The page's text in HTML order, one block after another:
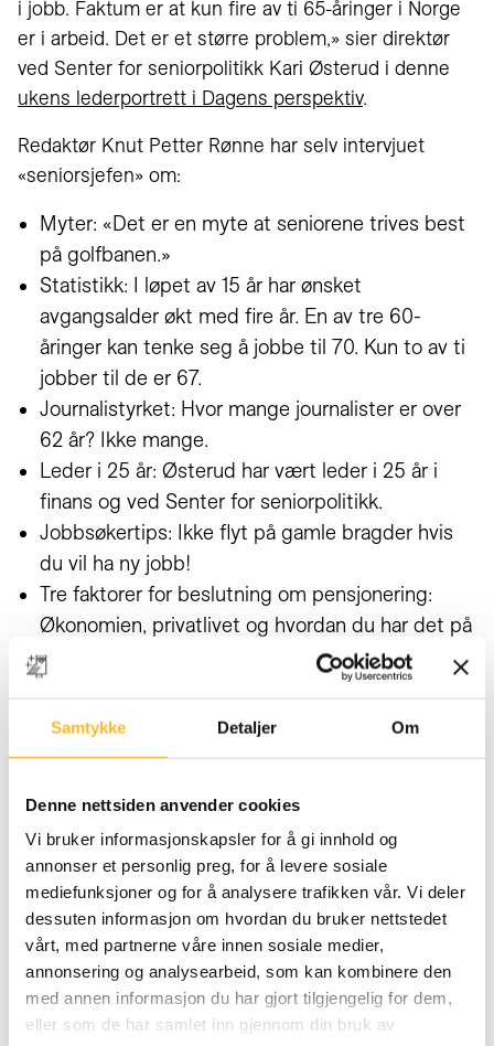
Samtykke Detaljer Om
Denne nettsiden anvender cookies
Vi bruker informasjonskapsler for å gi innhold og
annonser et personlig preg, for å levere sosiale
mediefunksjoner og for å analysere trafikken vår. Vi deler
dessuten informasjon om hvordan du bruker nettstedet
vårt, med partnerne våre innen sosiale medier,
annonsering og analysearbeid, som kan kombinere den
med annen informasjon du har gjort tilgjengelig for dem,
eller som de har samlet inn gjennom din bruk av
i jobb. Faktum er at kun fire av ti 65-åringer i Norge
er i arbeid. Det er et større problem,» sier direktør
ved Senter for seniorpolitikk Kari Østerud i denne
ukens lederportrett i Dagens perspektiv.
Redaktør Knut Petter Rønne har selv intervjuet
«seniorsjefen» om:
Myter: «Det er en myte at seniorene trives best
på golfbanen.»
Statistikk: I løpet av 15 år har ønsket
avgangsalder økt med fire år. En av tre 60-
åringer kan tenke seg å jobbe til 70. Kun to av ti
jobber til de er 67.
Journalistyrket: Hvor mange journalister er over
62 år? Ikke mange.
Leder i 25 år: Østerud har vært leder i 25 år i
finans og ved Senter for seniorpolitikk.
Jobbsøkertips: Ikke flyt på gamle bragder hvis
du vil ha ny jobb!
Tre faktorer for beslutning om pensjonering:
Økonomien, privatlivet og hvordan du har det på
jobben.
Karriere: Juridikum og finans.
Se Karis mini-cv
her
omgivelsene dine gjør det.»
Familieliv og hobbyer: Nytt av året er
turorientering.
Les hele intervjuet i papirutgaven.